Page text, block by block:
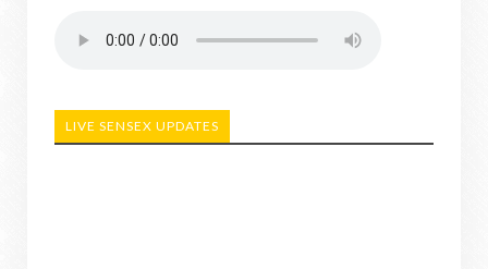
LIVE SENSEX UPDATES